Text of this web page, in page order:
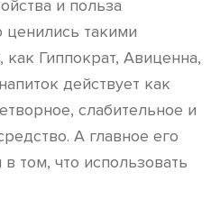
и польза
ценились такими
Гиппократ, Авиценна,
действует как
слабительное и
А главное его
том, что использовать